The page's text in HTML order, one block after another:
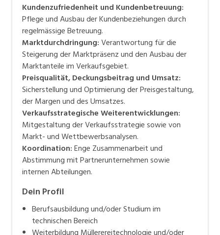
Kundenzufriedenheit und Kundenbetreuung:
Pflege und Ausbau der Kundenbeziehungen durch
regelmässige Betreuung.
Marktdurchdringung:Verantwortung für die
Steigerung der Marktpräsenz und den Ausbau der
Marktanteile im Verkaufsgebiet.
Preisqualität, Deckungsbeitrag und Umsatz:
Sicherstellung und Optimierung der Preisgestaltung,
der Margen und des Umsatzes.
Verkaufsstrategische Weiterentwicklungen:
Mitgestaltung der Verkaufsstrategie sowie von
Markt- und Wettbewerbsanalysen.
Koordination:Enge Zusammenarbeit und
Abstimmung mit Partnerunternehmen sowie
internen Abteilungen.
Dein Profil
Berufsausbildung und/oder Studium im
technischen Bereich